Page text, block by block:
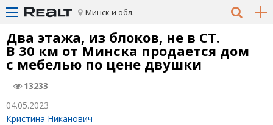
Минск и обл.
Два этажа, из блоков, не в СТ.
В 30 км от Минска продается дом
с мебелью по цене двушки
13233
04.05.2023
Кристина Никанович